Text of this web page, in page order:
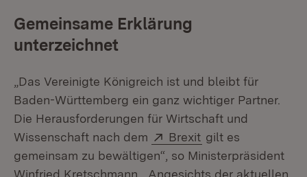
Gemeinsame Erklärung
unterzeichnet
„Das Vereinigte Königreich ist und bleibt für
Baden-Württemberg ein ganz wichtiger Partner.
Die Herausforderungen für Wirtschaft und
Wissenschaft nach dem
Extern:
Brexit (Öffnet in neuem
gilt es
gemeinsam zu bewältigen“, so Ministerpräsident
Winfried Kretschmann. „Angesichts der aktuellen